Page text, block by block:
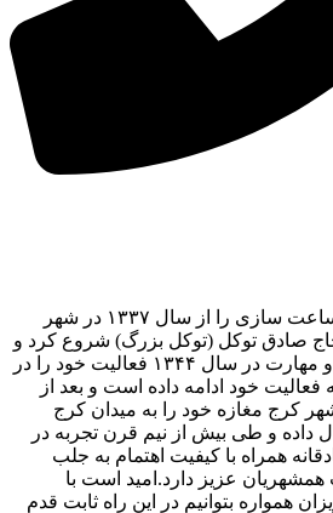
آقای محسن توکل حرفه ساعت سازی را از سال ۱۳۳۷ در شهر
صادق توکل (توکل بزرگ) شروع کرد و
پس از سالها کسب تجربه و مهارت در سال ۱۳۴۴ فعالیت خود را در
فعالیت خود ادامه داده است و بعد از
مغازه خود را به میدان کرج
داده و طی بیش از نیم قرن تجربه در
همراه با کیفیت اهتمام به جلب
عزیز دارد.امید است با
همواره بتوانیم در این راه ثابت قدم